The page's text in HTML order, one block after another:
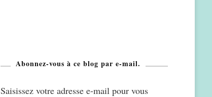
Abonnez-vous à ce blog par e-mail.
Saisissez votre adresse e-mail pour vous